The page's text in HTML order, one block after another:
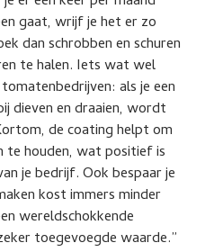
gaat, wrijf je het er zo
dan schrobben en schuren
te halen. Iets wat wel
als je een
dieven en draaien, wordt
de coating helpt om
te houden, wat positief is
je bedrijf. Ook bespaar je
kost immers minder
wereldschokkende
toegevoegde waarde.”